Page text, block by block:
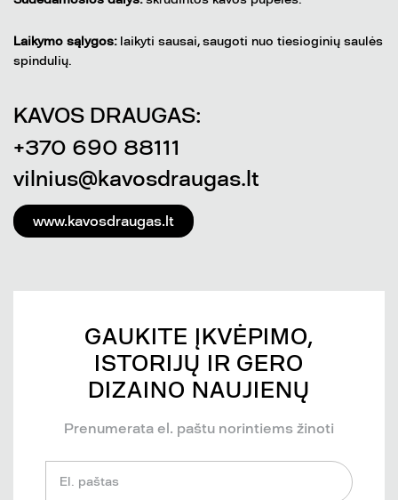
Laikymo sąlygos:laikyti sausai, saugoti nuo tiesioginių saulės
spindulių.
KAVOS DRAUGAS:
+370 690 88111
vilnius@kavosdraugas.lt
www.kavosdraugas.lt
GAUKITE ĮKVĖPIMO,
ISTORIJŲ IR GERO
DIZAINO NAUJIENŲ
Prenumerata el. paštu norintiems žinoti
El. paštas